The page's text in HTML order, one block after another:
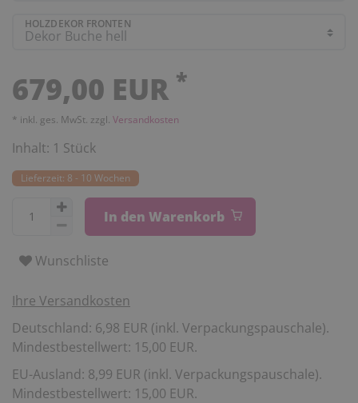
HOLZDEKOR FRONTEN
679,00 EUR *
* inkl. ges. MwSt. zzgl. Versandkosten
Inhalt: 1 Stück
Lieferzeit: 8 - 10 Wochen
In den Warenkorb
Wunschliste
Ihre Versandkosten
Deutschland: 6,98 EUR (inkl. Verpackungspauschale).
Mindestbestellwert: 15,00 EUR.
EU-Ausland: 8,99 EUR (inkl. Verpackungspauschale).
Mindestbestellwert: 15,00 EUR.